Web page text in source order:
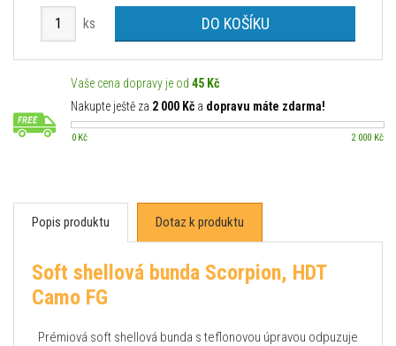
ks DO KOŠÍKU
Vaše cena dopravy je od 45 Kč
Nakupte ještě za 2 000 Kč a dopravu máte zdarma!
0 Kč 2 000 Kč
Popis produktu Dotaz k produktu
Soft shellová bunda Scorpion, HDT
Camo FG
Prémiová soft shellová bunda s teflonovou úpravou odpuzuje